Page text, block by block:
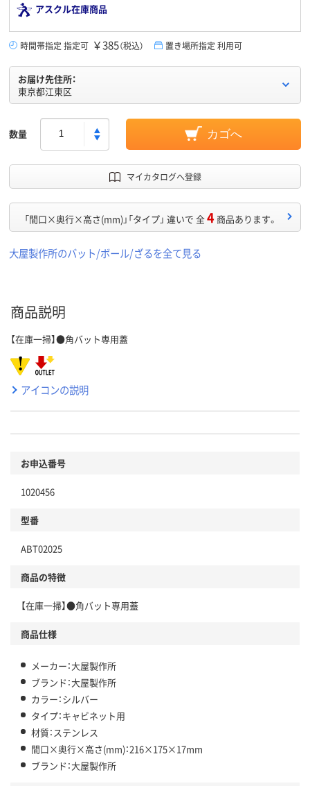
アスクル在庫商品
時間帯指定 指定可 ￥385（税込） 置き場所指定 利用可
お届け先住所：
東京都江東区
数量 カゴへ
マイカタログへ登録
「間口×奥行×高さ(mm)」「タイプ」 違いで 全4 商品あります。
大屋製作所のバット/ボール/ざるを全て見る
商品説明
【在庫一掃】●角バット専用蓋
アイコンの説明
お申込番号
1020456
型番
ABT02025
商品の特徴
【在庫一掃】●角バット専用蓋
商品仕様
メーカー：大屋製作所
ブランド：大屋製作所
カラー：シルバー
タイプ：キャビネット用
材質：ステンレス
間口×奥行×高さ(mm)：216×175×17mm
ブランド：大屋製作所